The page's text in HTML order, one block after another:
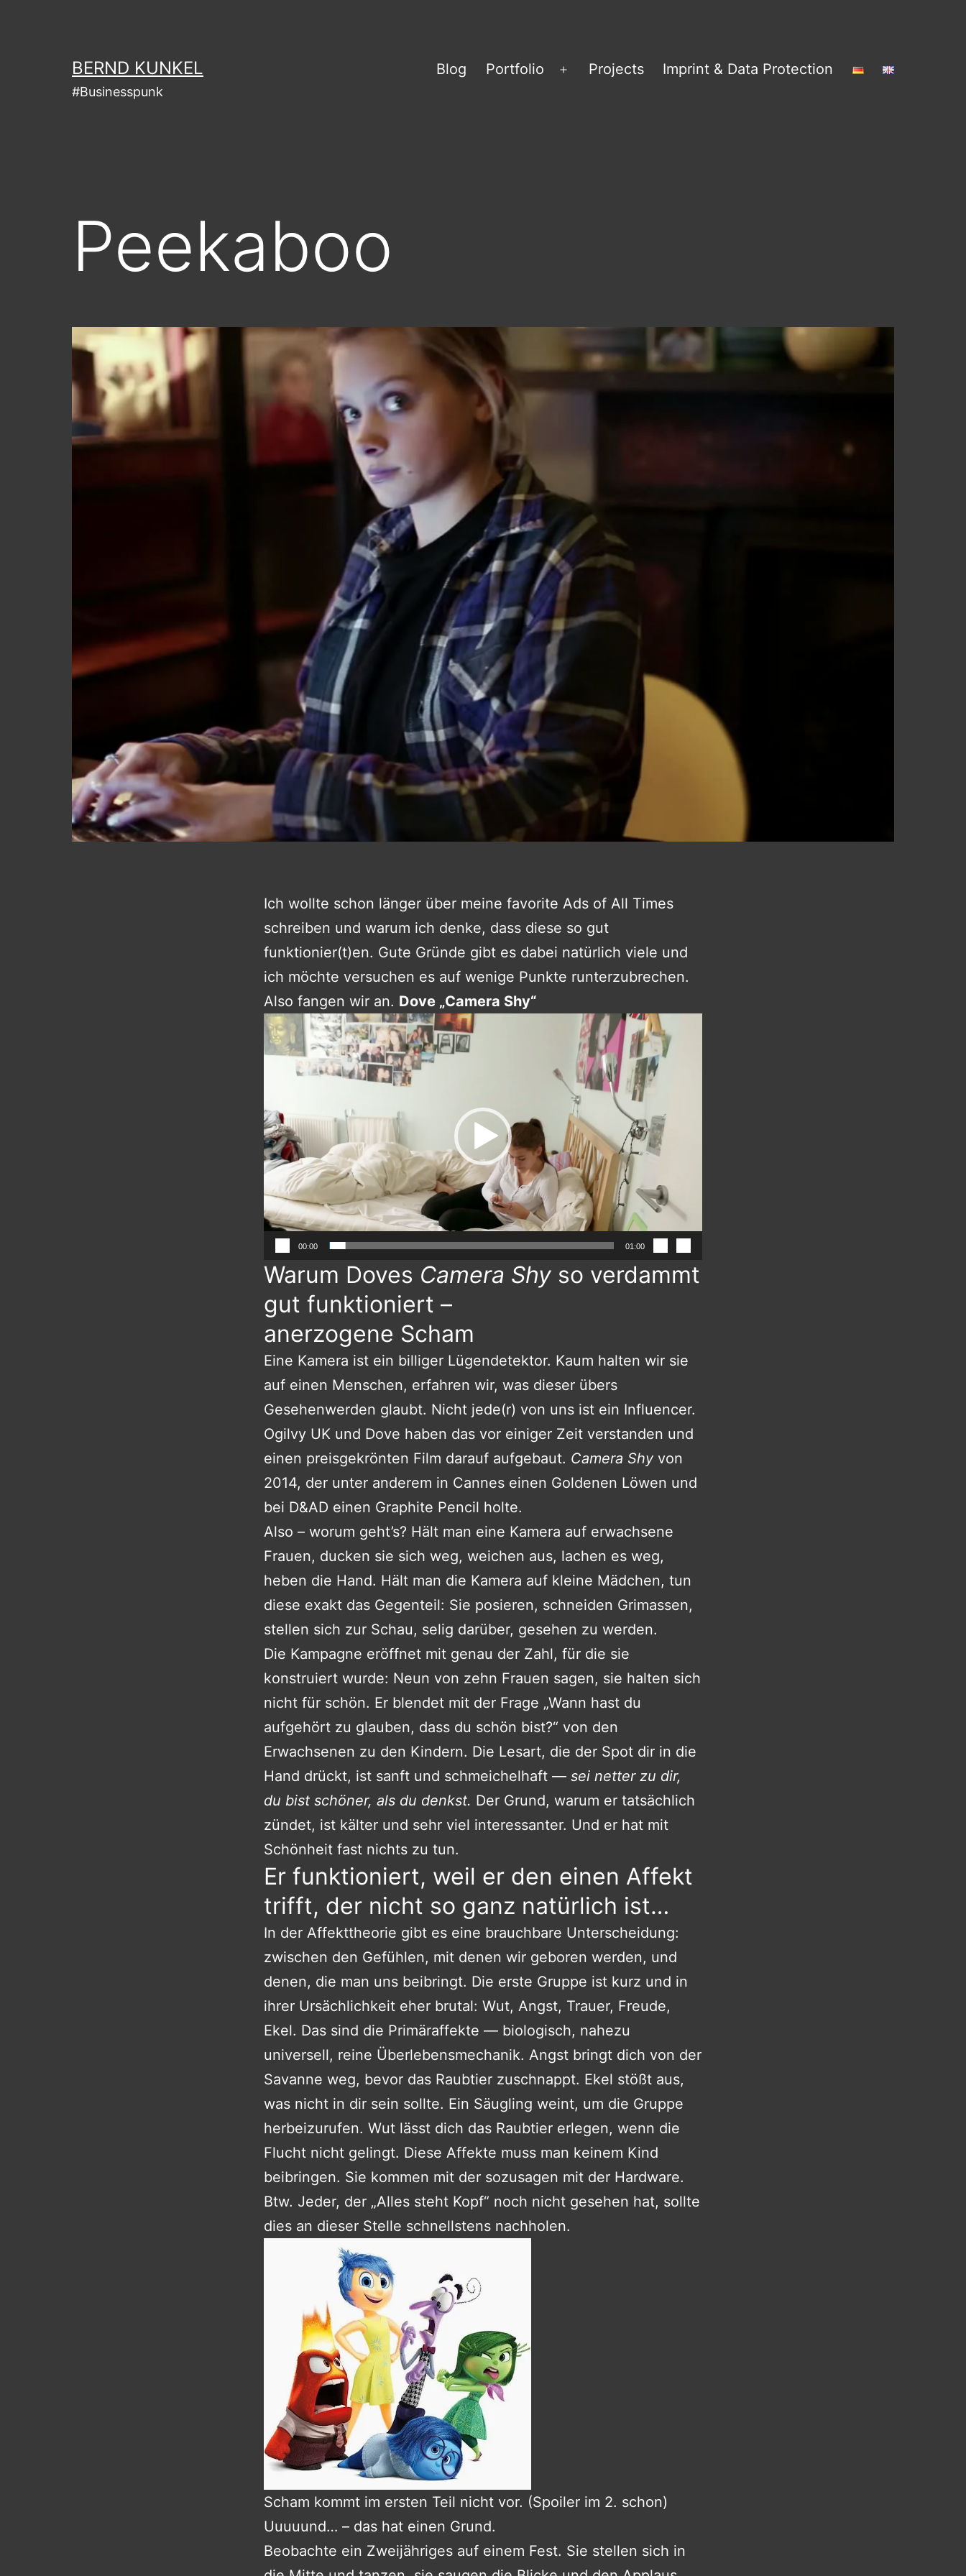
BERND KUNKEL
#Businesspunk
Blog Portfolio
Menü
Projects Imprint & Data Protection
Peekaboo
Ich wollte schon länger über meine favorite Ads of All Times
schreiben und warum ich denke, dass diese so gut
funktionier(t)en. Gute Gründe gibt es dabei natürlich viele und
ich möchte versuchen es auf wenige Punkte runterzubrechen.
Also fangen wir an. Dove „Camera Shy“
Video-
Player
00:00 01:00
Warum Doves Camera Shy so verdammt
gut funktioniert –
anerzogene Scham
Eine Kamera ist ein billiger Lügendetektor. Kaum halten wir sie
auf einen Menschen, erfahren wir, was dieser übers
Gesehenwerden glaubt. Nicht jede(r) von uns ist ein Influencer.
Ogilvy UK und Dove haben das vor einiger Zeit verstanden und
einen preisgekrönten Film darauf aufgebaut. Camera Shy von
2014, der unter anderem in Cannes einen Goldenen Löwen und
bei D&AD einen Graphite Pencil holte.
Also – worum geht’s? Hält man eine Kamera auf erwachsene
Frauen, ducken sie sich weg, weichen aus, lachen es weg,
heben die Hand. Hält man die Kamera auf kleine Mädchen, tun
diese exakt das Gegenteil: Sie posieren, schneiden Grimassen,
stellen sich zur Schau, selig darüber, gesehen zu werden.
Die Kampagne eröffnet mit genau der Zahl, für die sie
konstruiert wurde: Neun von zehn Frauen sagen, sie halten sich
nicht für schön. Er blendet mit der Frage „Wann hast du
aufgehört zu glauben, dass du schön bist?“ von den
Erwachsenen zu den Kindern. Die Lesart, die der Spot dir in die
Hand drückt, ist sanft und schmeichelhaft — sei netter zu dir,
du bist schöner, als du denkst. Der Grund, warum er tatsächlich
zündet, ist kälter und sehr viel interessanter. Und er hat mit
Schönheit fast nichts zu tun.
Er funktioniert, weil er den einen Affekt
trifft, der nicht so ganz natürlich ist…
In der Affekttheorie gibt es eine brauchbare Unterscheidung:
zwischen den Gefühlen, mit denen wir geboren werden, und
denen, die man uns beibringt. Die erste Gruppe ist kurz und in
ihrer Ursächlichkeit eher brutal: Wut, Angst, Trauer, Freude,
Ekel. Das sind die Primäraffekte — biologisch, nahezu
universell, reine Überlebensmechanik. Angst bringt dich von der
Savanne weg, bevor das Raubtier zuschnappt. Ekel stößt aus,
was nicht in dir sein sollte. Ein Säugling weint, um die Gruppe
herbeizurufen. Wut lässt dich das Raubtier erlegen, wenn die
Flucht nicht gelingt. Diese Affekte muss man keinem Kind
beibringen. Sie kommen mit der sozusagen mit der Hardware.
Btw. Jeder, der „Alles steht Kopf“ noch nicht gesehen hat, sollte
dies an dieser Stelle schnellstens nachholen.
Scham kommt im ersten Teil nicht vor. (Spoiler im 2. schon)
Uuuuund… – das hat einen Grund.
Beobachte ein Zweijähriges auf einem Fest. Sie stellen sich in